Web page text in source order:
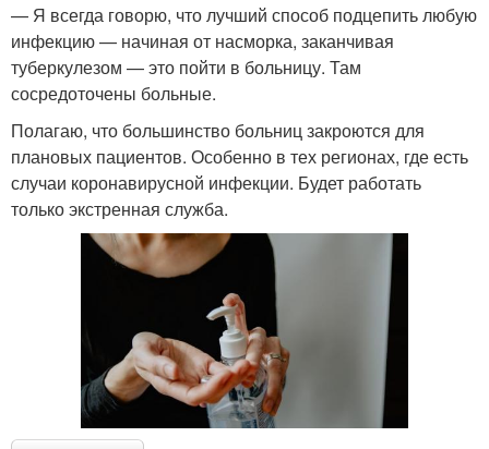
— Я всегда говорю, что лучший способ подцепить любую
инфекцию — начиная от насморка, заканчивая
туберкулезом — это пойти в больницу. Там
сосредоточены больные.
Полагаю, что большинство больниц закроются для
плановых пациентов. Особенно в тех регионах, где есть
случаи коронавирусной инфекции. Будет работать
только экстренная служба.